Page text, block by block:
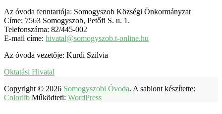
Az óvoda fenntartója: Somogyszob Községi Önkormányzat
Címe: 7563 Somogyszob, Petőfi S. u. 1.
Telefonszáma: 82/445-002
E-mail címe: hivatal@somogyszob.t-online.hu
Az óvoda vezetője: Kurdi Szilvia
Oktatási Hivatal
Copyright © 2026 Somogyszobi Óvoda. A sablont készítette:
Colorlib Működteti: WordPress